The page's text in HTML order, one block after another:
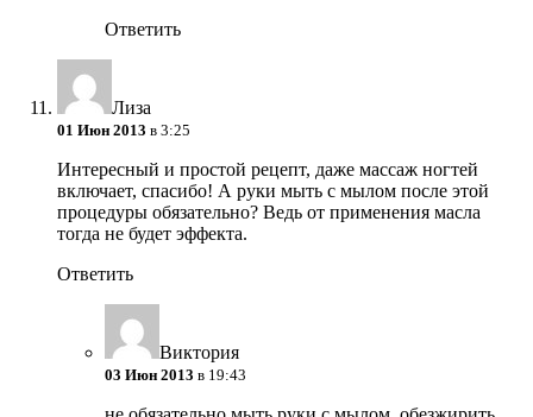
Ответить
Лиза
01 Июн 2013 в 3:25
Интересный и простой рецепт, даже массаж ногтей
включает, спасибо! А руки мыть с мылом после этой
процедуры обязательно? Ведь от применения масла
тогда не будет эффекта.
Ответить
Виктория
03 Июн 2013 в 19:43